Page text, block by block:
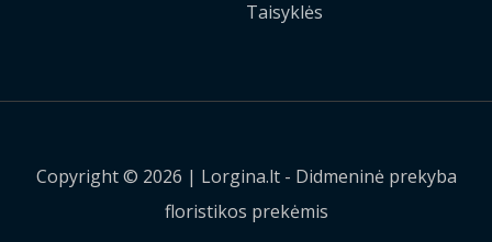
Taisyklės
Copyright © 2026 | Lorgina.lt - Didmeninė prekyba
floristikos prekėmis